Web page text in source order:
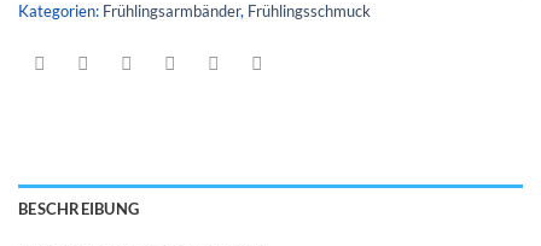
Kategorien: Frühlingsarmbänder, Frühlingsschmuck
BESCHREIBUNG